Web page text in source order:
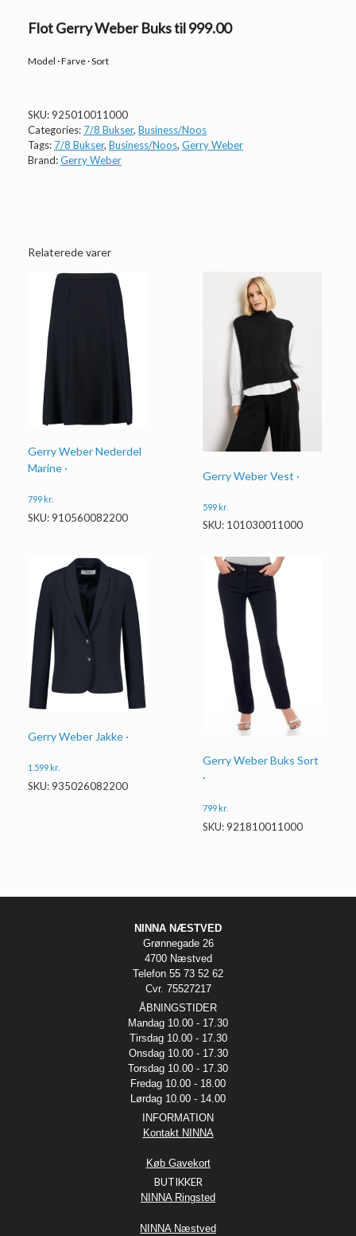
Flot Gerry Weber Buks til 999.00
Model · Farve · Sort
SKU:925010011000
Categories: 7/8 Bukser, Business/Noos
Tags: 7/8 Bukser, Business/Noos, Gerry Weber
Brand:Gerry Weber
Relaterede varer
Gerry Weber Nederdel
Marine ·
799 kr.
SKU: 910560082200
Gerry Weber Vest ·
599kr.
SKU: 101030011000
Gerry Weber Jakke ·
1.599 kr.
SKU: 935026082200
Gerry Weber Buks Sort
·
799 kr.
SKU: 921810011000
NINNA NÆSTVED
Grønnegade 26
4700 Næstved
Telefon 55 73 52 62
Cvr. 75527217
ÅBNINGSTIDER
Mandag 10.00 - 17.30
Tirsdag 10.00 - 17.30
Onsdag 10.00 - 17.30
Torsdag 10.00 - 17.30
Fredag 10.00 - 18.00
Lørdag 10.00 - 14.00
INFORMATION
Kontakt NINNA
Køb Gavekort
BUTIKKER
NINNA Ringsted
NINNA Næstved